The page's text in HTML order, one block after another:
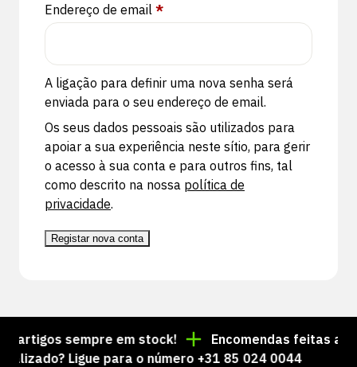
Endereço de email *Obrigatório
A ligação para definir uma nova senha será
enviada para o seu endereço de email.
Os seus dados pessoais são utilizados para
apoiar a sua experiência neste sítio, para gerir
o acesso à sua conta e para outros fins, tal
como descrito na nossa política de
privacidade.
Registar nova conta
artigos sempre em stock!
Encomendas feitas até
Ligue para o número +31 85 024 0044